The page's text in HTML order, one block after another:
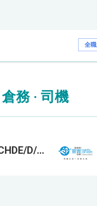
全職
務 · 司機
司機 (編號：HCHDE/D/CTE)